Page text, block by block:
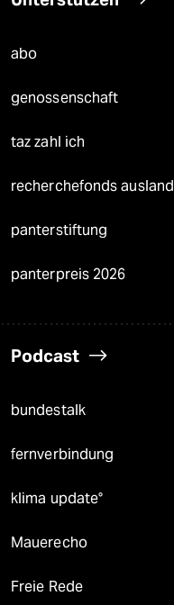
abo
genossenschaft
taz zahl ich
recherchefonds ausland
panterstiftung
panterpreis 2026
Podcast
bundestalk
fernverbindung
klima update°
Mauerecho
Freie Rede